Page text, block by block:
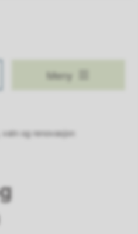
Meny
vatn og renovasjon